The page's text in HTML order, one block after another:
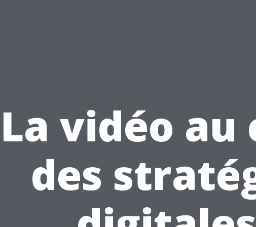
La vidéo
des